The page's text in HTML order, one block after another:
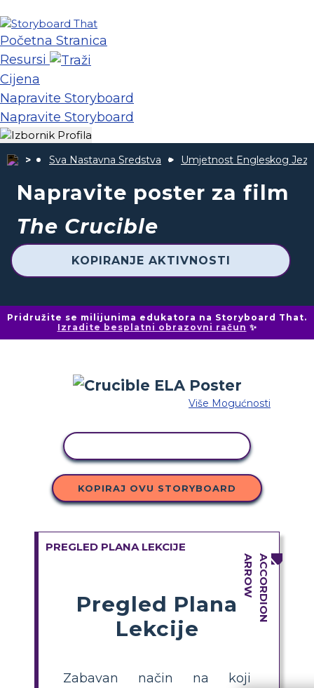
Početna Stranica
Resursi
Cijena
Napravite Storyboard
Napravite Storyboard
Sva Nastavna Sredstva Umjetnost Engleskog
Napravite poster za film
The Crucible
KOPIRANJE AKTIVNOSTI
Pridružite se milijunima edukatora na Storyboard That.
Izradite besplatni obrazovni račun ✨
Više Mogućnosti
KOPIRAJ OVU STORYBOARD
PREGLED PLANA LEKCIJE
Pregled Plana
Lekcije
Zabavan način na koji